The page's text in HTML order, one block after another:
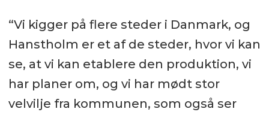
“Vi kigger på flere steder i Danmark, og
Hanstholm er et af de steder, hvor vi kan
se, at vi kan etablere den produktion, vi
har planer om, og vi har mødt stor
velvilje fra kommunen, som også ser